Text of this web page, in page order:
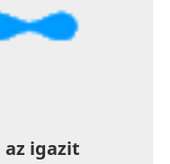
igazit